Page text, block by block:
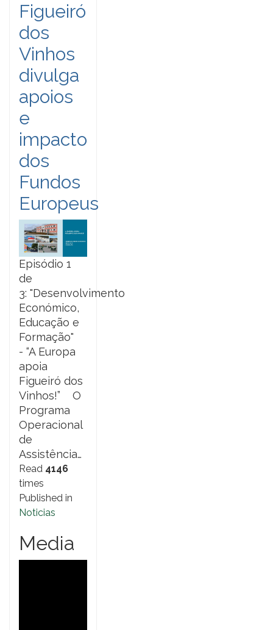
Figueiró
dos
Vinhos
divulga
apoios
e
impacto
dos
Fundos
Europeus
Episódio 1
de
3: "Desenvolvimento
Económico,
Educação e
Formação"
- “A Europa
apoia
Figueiró dos
Vinhos!” O
Programa
Operacional
de
Assistência…
Read 4146
times
Published in
Noticias
Media